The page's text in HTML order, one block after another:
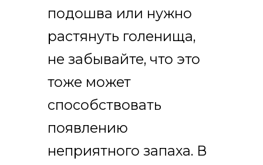
подошва или нужно
растянуть голенища,
не забывайте, что это
тоже может
способствовать
появлению
неприятного запаха. В